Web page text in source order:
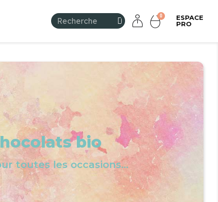
ESPACE
PRO
bio
toutes les occasions...